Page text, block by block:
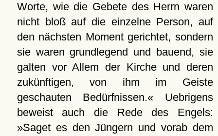
Worte, wie die Gebete des Herrn waren
nicht bloß auf die einzelne Person, auf
den nächsten Moment gerichtet, sondern
sie waren grundlegend und bauend, sie
galten vor Allem der Kirche und deren
zukünftigen, von ihm im Geiste
geschauten Bedürfnissen.« Uebrigens
beweist auch die Rede des Engels:
»Saget es den Jüngern und vorab dem